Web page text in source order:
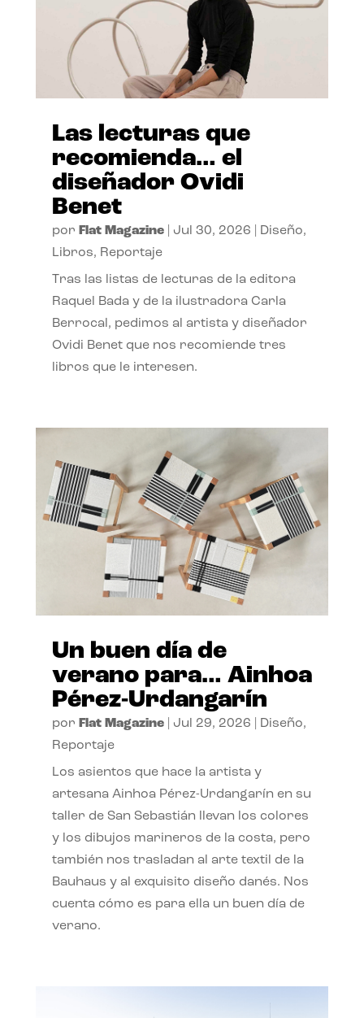
Las lecturas que
recomienda… el
diseñador Ovidi
Benet
por Flat Magazine| Jul 30, 2026 Diseño,
Libros, Reportaje
Tras las listas de lecturas de la editora
Raquel Bada y de la ilustradora Carla
Berrocal, pedimos al artista y diseñador
Ovidi Benet que nos recomiende tres
libros que le interesen.
Un buen día de
verano para… Ainhoa
Pérez-Urdangarín
por Flat Magazine| Jul 29, 2026 Diseño,
Reportaje
Los asientos que hace la artista y
artesana Ainhoa Pérez-Urdangarín en su
taller de San Sebastián llevan los colores
y los dibujos marineros de la costa, pero
también nos trasladan al arte textil de la
Bauhaus y al exquisito diseño danés. Nos
cuenta cómo es para ella un buen día de
verano.